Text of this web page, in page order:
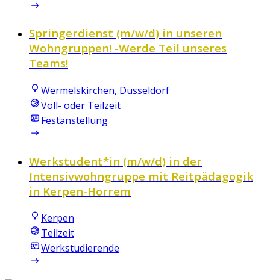
Springerdienst (m/w/d) in unseren
Wohngruppen! -Werde Teil unseres
Teams!
Wermelskirchen, Düsseldorf
Voll- oder Teilzeit
Festanstellung
Werkstudent*in (m/w/d) in der
Intensivwohngruppe mit Reitpädagogik
in Kerpen-Horrem
Kerpen
Teilzeit
Werkstudierende